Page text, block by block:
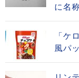
に名
「ケ
風パ